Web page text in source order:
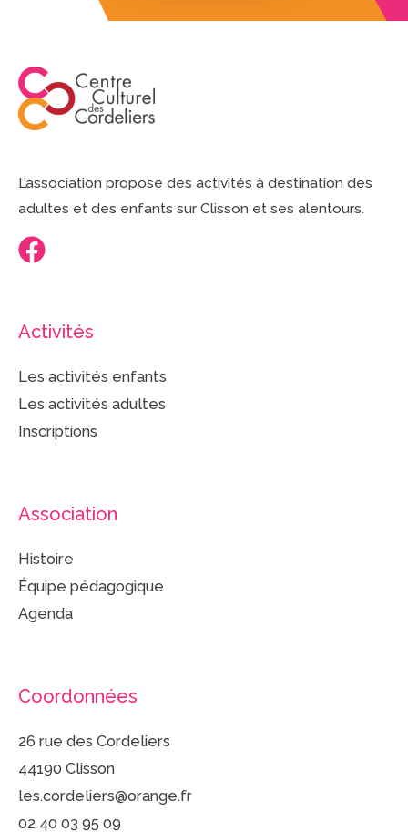
L’association propose des activités à destination des
adultes et des enfants sur Clisson et ses alentours.
Activités
Les activités enfants
Les activités adultes
Inscriptions
Association
Histoire
Équipe pédagogique
Agenda
Coordonnées
26 rue des Cordeliers
44190 Clisson
les.cordeliers@orange.fr
02 40 03 95 09